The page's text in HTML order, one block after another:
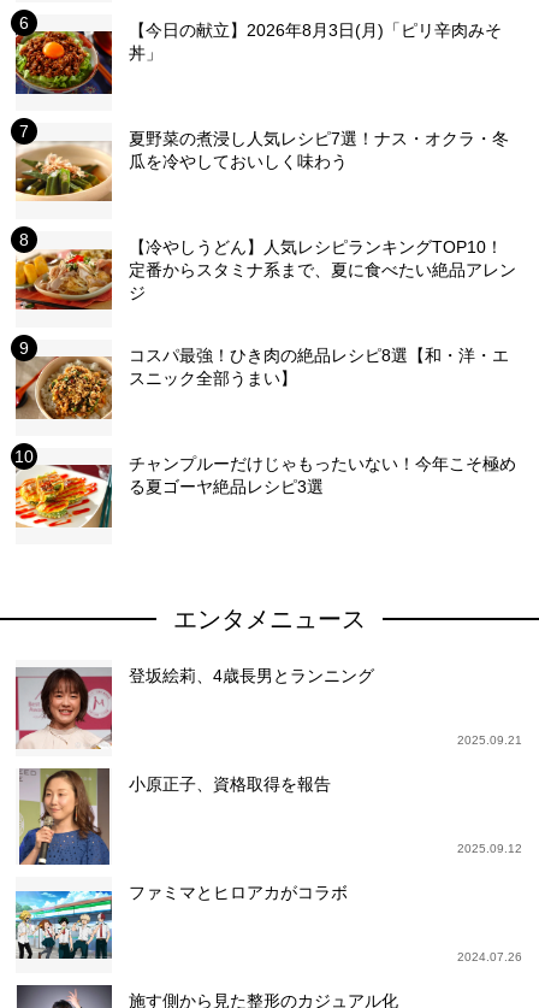
【今日の献立】2026年8月3日(月)「ピリ辛肉みそ
丼」
夏野菜の煮浸し人気レシピ7選！ナス・オクラ・冬
瓜を冷やしておいしく味わう
【冷やしうどん】人気レシピランキングTOP10！
定番からスタミナ系まで、夏に食べたい絶品アレン
ジ
コスパ最強！ひき肉の絶品レシピ8選【和・洋・エ
スニック全部うまい】
チャンプルーだけじゃもったいない！今年こそ極め
る夏ゴーヤ絶品レシピ3選
エンタメニュース
登坂絵莉、4歳長男とランニング
2025.09.21
小原正子、資格取得を報告
2025.09.12
ファミマとヒロアカがコラボ
2024.07.26
施す側から見た整形のカジュアル化